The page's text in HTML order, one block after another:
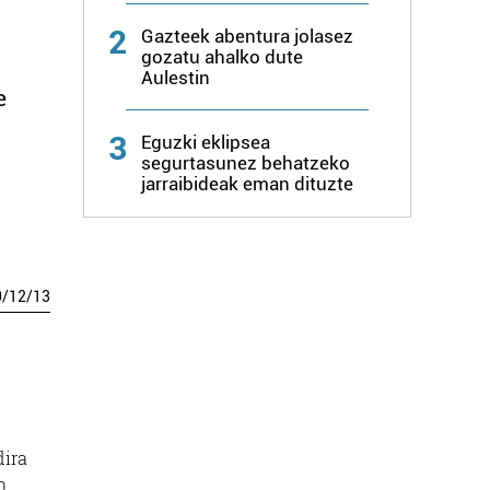
/12/13
2
Gazteek abentura jolasez
gozatu ahalko dute
Aulestin
3
Eguzki eklipsea
segurtasunez behatzeko
jarraibideak eman dituzte